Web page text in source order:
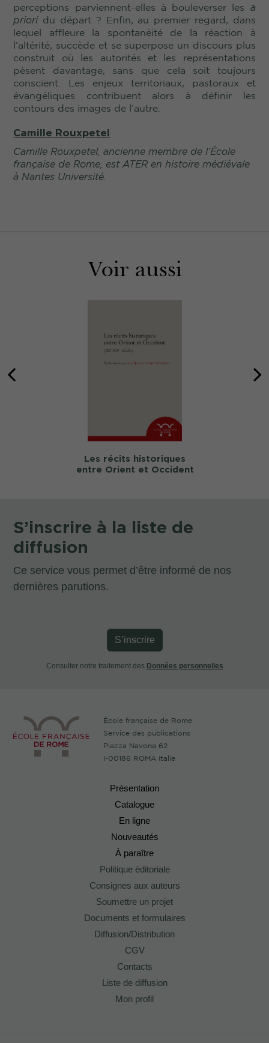
perceptions parviennent-elles à bouleverser les a
prioridu départ ? Enfin, au premier regard, dans
lequel affleure la spontanéité de la réaction à
l’altérité, succède et se superpose un discours plus
construit où les autorités et les représentations
pèsent davantage, sans que cela soit toujours
conscient. Les enjeux territoriaux, pastoraux et
évangéliques contribuent alors à définir les
contours des images de l’autre.
Camille Rouxpetel
Camille Rouxpetel, ancienne membre de l’École
française de Rome, est ATER en histoire médiévale
à Nantes Université.
Voir aussi
Les récits historiques
entre Orient et Occident
S’inscrire à la liste de
diffusion
Ce service vous permet d’être informé de nos
dernières parutions.
S’inscrire
Consulter notre traitement des Données personnelles
École française de Rome
Service des publications
Piazza Navona 62
I-00186 ROMA Italie
Présentation
Catalogue
En ligne
Nouveautés
À paraître
Politique éditoriale
Consignes aux auteurs
Soumettre un projet
Documents et formulaires
Diffusion/Distribution
CGV
Contacts
Liste de diffusion
Mon profil